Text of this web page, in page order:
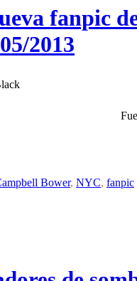
fanpic
2013
Bower, NYC, fanpic